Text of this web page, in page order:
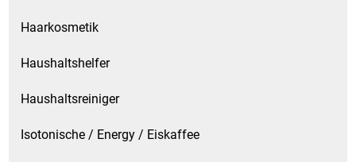
Patisserie
Pikante Snacks
Haarkosmetik
Haushaltshelfer
Haushaltsreiniger
Isotonische / Energy / Eiskaffee